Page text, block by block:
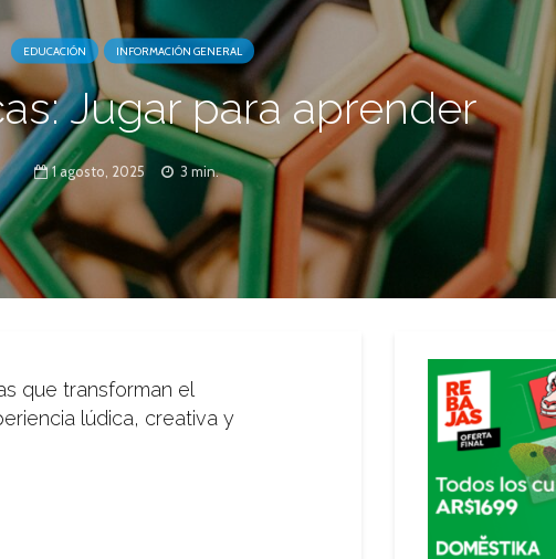
EDUCACIÓN INFORMACIÓN GENERAL
Jugar para aprender
1 agosto, 2025 3 min.
que transforman el
lúdica, creativa y